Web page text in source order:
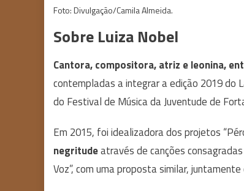
Foto: Divulgação/Camila Almeida.
Sobre Luiza Nobel
Cantora, compositora, atriz e leonina,
contempladas a integrar a edição 2019 do
do Festival de Música da Juventude de
Em 2015, foi idealizadora dos projetos
negritudeatravés de canções
Voz”, com uma proposta similar,